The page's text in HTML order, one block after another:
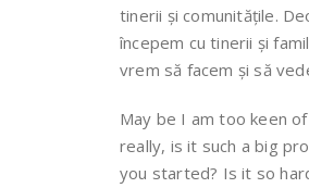
tinerii și comunitățile.
începem cu tinerii și
vrem să facem și să
May be I am too keen
really, is it such a big
you started? Is it so